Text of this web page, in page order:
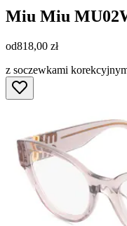
Miu Miu
od818,00 zł
z soczewkami